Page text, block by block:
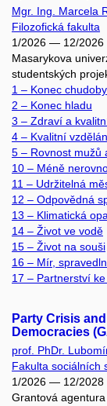
Mgr. Ing. Marcela
Filozofická fakulta
1/2026 — 12/2026
Masarykova
studentských
1 – Konec chudoby
2 – Konec hladu
3 – Zdraví a
4 – Kvalitní
5 – Rovnost mužů
10 – Méně
11 – Udržitelná
12 – Odpovědná
13 – Klimatická
14 – Život ve vodě
15 – Život na souši
16 – Mír,
17 – Partnerství
Party Crisis
Democracies
prof. PhDr.
Fakulta sociálních
1/2026 — 12/2028
Grantová